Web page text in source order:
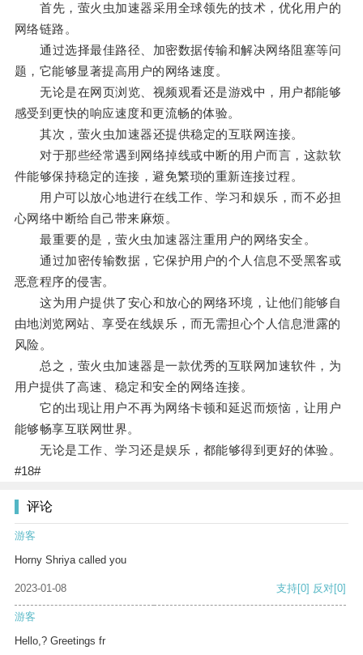
首先，萤火虫加速器采用全球领先的技术，优化用户的
网络链路。
通过选择最佳路径、加密数据传输和解决网络阻塞等问
题，它能够显著提高用户的网络速度。
无论是在网页浏览、视频观看还是游戏中，用户都能够
感受到更快的响应速度和更流畅的体验。
其次，萤火虫加速器还提供稳定的互联网连接。
对于那些经常遇到网络掉线或中断的用户而言，这款软
件能够保持稳定的连接，避免繁琐的重新连接过程。
用户可以放心地进行在线工作、学习和娱乐，而不必担
心网络中断给自己带来麻烦。
最重要的是，萤火虫加速器注重用户的网络安全。
通过加密传输数据，它保护用户的个人信息不受黑客或
恶意程序的侵害。
这为用户提供了安心和放心的网络环境，让他们能够自
由地浏览网站、享受在线娱乐，而无需担心个人信息泄露的
风险。
总之，萤火虫加速器是一款优秀的互联网加速软件，为
用户提供了高速、稳定和安全的网络连接。
它的出现让用户不再为网络卡顿和延迟而烦恼，让用户
能够畅享互联网世界。
无论是工作、学习还是娱乐，都能够得到更好的体验。
#18#
评论
游客
Horny Shriya called you
2023-01-08 支持[0] 反对[0]
游客
Hello,? Greetings fr